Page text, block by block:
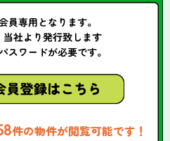
件の物件が閲覧可能です！